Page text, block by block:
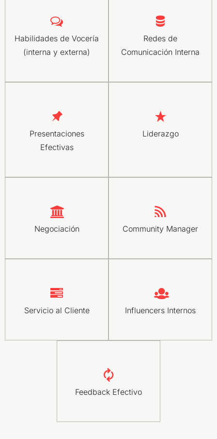
Habilidades de Vocería
(interna y externa)
Redes de
Comunicación Interna
Presentaciones
Efectivas
Liderazgo
Negociación Community Manager
Servicio al Cliente Influencers Internos
Feedback Efectivo